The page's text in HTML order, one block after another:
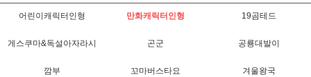
어린이캐릭터인형 만화캐릭터인형 19곰테드
게스쿠마&독설아자라시 곤군 공룡대발이
깜부 꼬마버스타요 겨울왕국